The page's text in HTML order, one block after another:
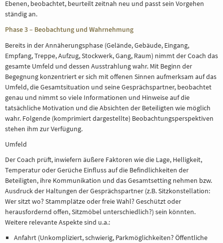
Ebenen, beobachtet, beurteilt zeitnah neu und passt sein Vorgehen
ständig an.
Phase 3 – Beobachtung und Wahrnehmung
Bereits in der Annäherungsphase (Gelände, Gebäude, Eingang,
Empfang, Treppe, Aufzug, Stockwerk, Gang, Raum) nimmt der Coach das
gesamte Umfeld und dessen Ausstrahlung wahr. Mit Beginn der
Begegnung konzentriert er sich mit offenen Sinnen aufmerksam auf das
Umfeld, die Gesamtsituation und seine Gesprächspartner, beobachtet
genau und nimmt so viele Informationen und Hinweise auf die
tatsächliche Motivation und die Absichten der Beteiligten wie möglich
wahr. Folgende (komprimiert dargestellte) Beobachtungsperspektiven
stehen ihm zur Verfügung.
Umfeld
Der Coach prüft, inwiefern äußere Faktoren wie die Lage, Helligkeit,
Temperatur oder Gerüche Einfluss auf die Befindlichkeiten der
Beteiligten, ihre Kommunikation und das Gesamtsetting nehmen bzw.
Ausdruck der Haltungen der Gesprächspartner (z.B. Sitzkonstellation:
Wer sitzt wo? Stammplätze oder freie Wahl? Geschützt oder
herausfordernd offen, Sitzmöbel unterschiedlich?) sein könnten.
Weitere relevante Aspekte sind u.a.:
Anfahrt (Unkompliziert, schwierig, Parkmöglichkeiten? Öffentliche